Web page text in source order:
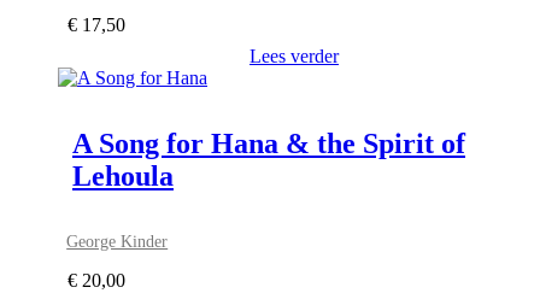
€ 17,50
Lees verder
A Song for Hana & the Spirit of
Lehoula
George Kinder
€ 20,00